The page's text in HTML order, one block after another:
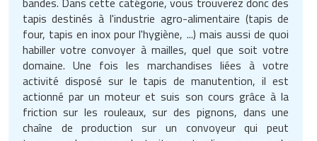
tapis destinés à l'industrie agro-alimentaire (tapis de
four, tapis en inox pour l'hygiène, ...) mais aussi de quoi
habiller votre convoyer à mailles, quel que soit votre
domaine. Une fois les marchandises liées à votre
activité disposé sur le tapis de manutention, il est
actionné par un moteur et suis son cours grâce à la
friction sur les rouleaux, sur des pignons, dans une
chaîne de production sur un convoyeur qui peut